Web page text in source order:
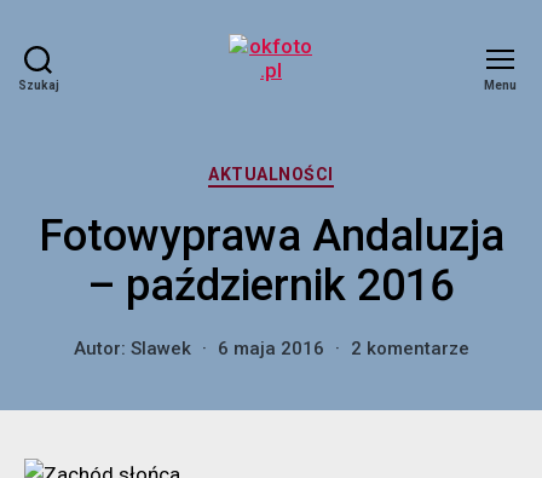
Szukaj Menu
Kategorie
AKTUALNOŚCI
Fotowyprawa Andaluzja
– październik 2016
Autor: Slawek 6 maja 2016 2 komentarzedo